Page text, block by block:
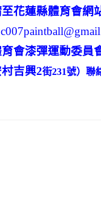
花蓮縣體育會網
會漆彈運動委員
吉興2街231號）聯